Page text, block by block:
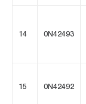
14 0N42493
15 0N42492